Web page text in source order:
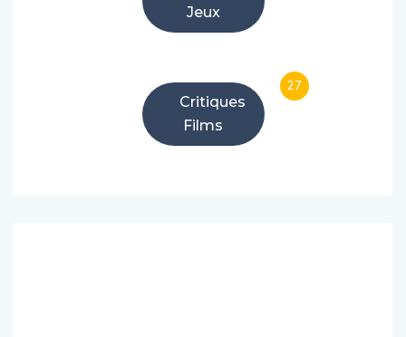
Jeux
Critiques
Films
27